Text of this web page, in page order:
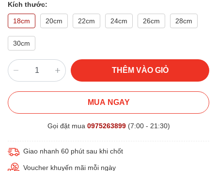
Kích thước:
18cm 20cm 22cm 24cm 26cm 28cm
30cm
THÊM VÀO GIỎ
MUA NGAY
Gọi đặt mua 0975263899(7:00 - 21:30)
Giao nhanh 60 phút sau khi chốt
Voucher khuyến mãi mỗi ngày